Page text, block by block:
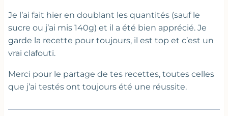
Je l’ai fait hier en doublant les quantités (sauf le
sucre ou j’ai mis 140g) et il a été bien apprécié. Je
garde la recette pour toujours, il est top et c’est un
vrai clafouti.
Merci pour le partage de tes recettes, toutes celles
que j’ai testés ont toujours été une réussite.